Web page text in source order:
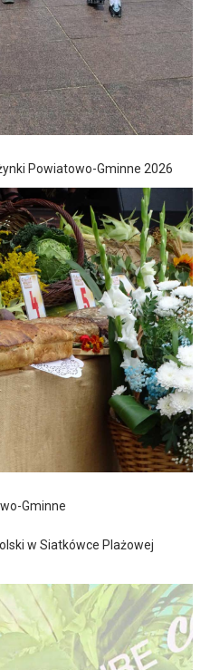
Powiatowo-Gminne 2026
Gminne
w Siatkówce Plażowej